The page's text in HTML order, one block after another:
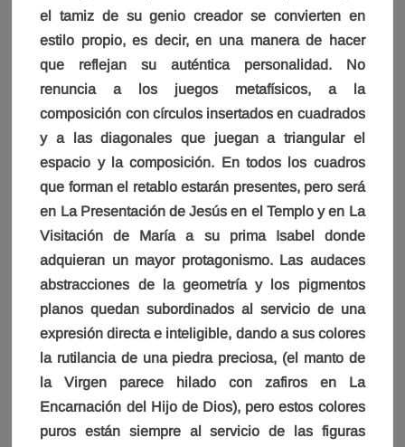
el tamiz de su genio creador se convierten en
estilo propio, es decir, en una manera de hacer
que reflejan su auténtica personalidad. No
renuncia a los juegos metafísicos, a la
composición con círculos insertados en cuadrados
y a las diagonales que juegan a triangular el
espacio y la composición. En todos los cuadros
que forman el retablo estarán presentes, pero será
en La Presentación de Jesús en el Templo y en La
Visitación de María a su prima Isabel donde
adquieran un mayor protagonismo. Las audaces
abstracciones de la geometría y los pigmentos
planos quedan subordinados al servicio de una
expresión directa e inteligible, dando a sus colores
la rutilancia de una piedra preciosa, (el manto de
la Virgen parece hilado con zafiros en La
Encarnación del Hijo de Dios), pero estos colores
puros están siempre al servicio de las figuras